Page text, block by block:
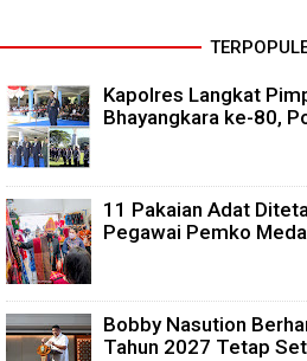
Kapolres Langkat
Bhayangkara ke-80,
11 Pakaian Adat
Pegawai Pemko
Bobby Nasution
Tahun 2027 Tetap